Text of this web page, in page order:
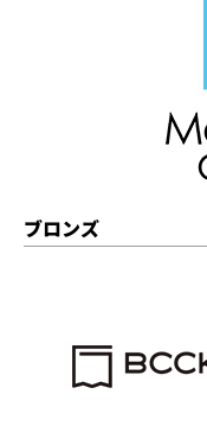
ブロンズ